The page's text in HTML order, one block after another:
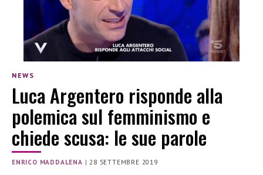
NEWS
Luca Argentero risponde alla
polemica sul femminismo e
chiede scusa: le sue parole
ENRICO MADDALENA |28 SETTEMBRE 2019